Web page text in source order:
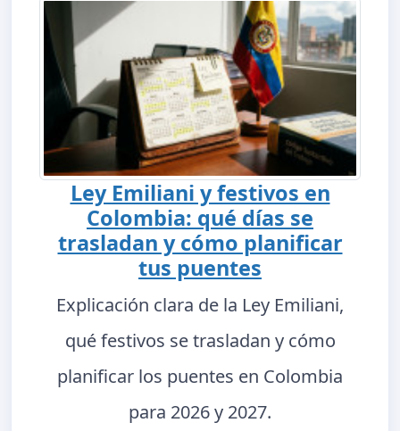
Ley Emiliani y festivos en
Colombia: qué días se
trasladan y cómo planificar
tus puentes
Explicación clara de la Ley Emiliani,
qué festivos se trasladan y cómo
planificar los puentes en Colombia
para 2026 y 2027.